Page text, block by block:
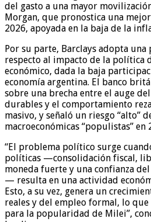
del gasto a una mayor
Morgan, que pronostica una
2026, apoyada en la baja de la
Por su parte, Barclays adopta una
respecto al impacto de la política
económico, dada la baja
economía argentina. El banco
sobre una brecha entre el auge
durables y el comportamiento
masivo, y señaló un riesgo “alto”
macroeconómicas “populistas” en
“El problema político surge
políticas —consolidación fiscal,
moneda fuerte y una confianza
— resulta en una actividad
Esto, a su vez, genera un
reales y del empleo formal, lo que
para la popularidad de Milei”,